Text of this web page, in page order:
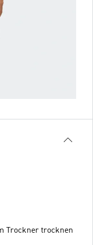
Trockner trocknen